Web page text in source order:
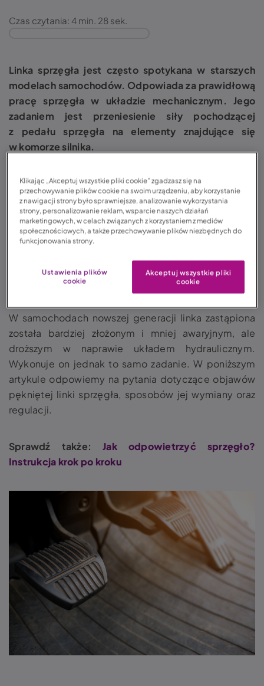
Czas czytania: 4 min. 28 sek.
Linka sprzęgła jest często spotykana w starszych
modelach samochodów. Odpowiada za prawidłową
pracę sprzęgła w układzie mechanicznym. Jego
zadaniem jest przeniesienie siły pochodzącej
z pedału sprzęgła na elementy znajdujące się
w komorze silnika.
Spis treści:
Jak działa linka od sprzęgła?
2.Zerwana linka sprzęgła – objawy i skutki awarii
Linka sprzęgła. Kilka słów na koniec
W samochodach nowszej generacji linka zastąpiona
została bardziej złożonym i mniej awaryjnym, ale
droższym w naprawie układem hydraulicznym.
Wykonuje on jednak to samo zadanie. W poniższym
artykule odpowiemy na pytania dotyczące objawów
pękniętej linki sprzęgła, sposobów jej wymiany oraz
regulacji.
Sprawdź także:
Jak odpowietrzyć sprzęgło?
Instrukcja krok po kroku
Klikając „Akceptuj wszystkie pliki cookie” zgadzasz się na
przechowywanie plików cookie na swoim urządzeniu, aby korzystanie
z nawigacji strony było sprawniejsze, analizowanie wykorzystania
strony, personalizowanie reklam, wsparcie naszych działań
marketingowych, w celach związanych z korzystaniem z mediów
społecznościowych, a także przechowywanie plików niezbędnych do
funkcjonowania strony.
Ustawienia plików
cookie
Akceptuj wszystkie pliki
cookie